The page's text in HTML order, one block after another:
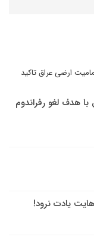
ارضی عراق تاکید
هدف لغو رفراندوم
یادت نرود!